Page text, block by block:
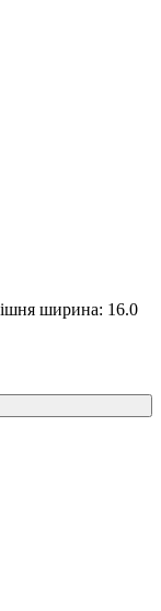
ширина: 16.0